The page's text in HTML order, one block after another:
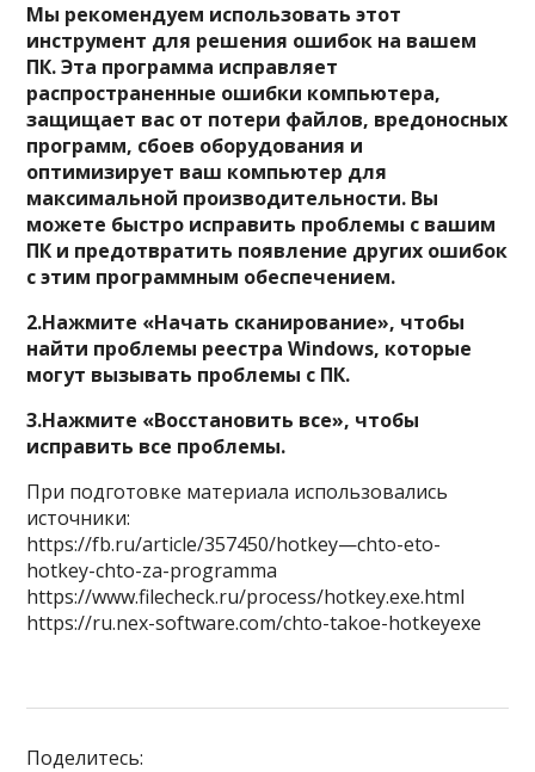
Мы рекомендуем использовать этот
инструмент для решения ошибок на вашем
ПК. Эта программа исправляет
распространенные ошибки компьютера,
защищает вас от потери файлов, вредоносных
программ, сбоев оборудования и
оптимизирует ваш компьютер для
максимальной производительности. Вы
можете быстро исправить проблемы с вашим
ПК и предотвратить появление других ошибок
с этим программным обеспечением.
2.Нажмите «Начать сканирование», чтобы
найти проблемы реестра Windows, которые
могут вызывать проблемы с ПК.
3.Нажмите «Восстановить все», чтобы
исправить все проблемы.
При подготовке материала использовались
источники:
https://fb.ru/article/357450/hotkey—chto-eto-
hotkey-chto-za-programma
https://www.filecheck.ru/process/hotkey.exe.html
https://ru.nex-software.com/chto-takoe-hotkeyexe
Поделитесь: